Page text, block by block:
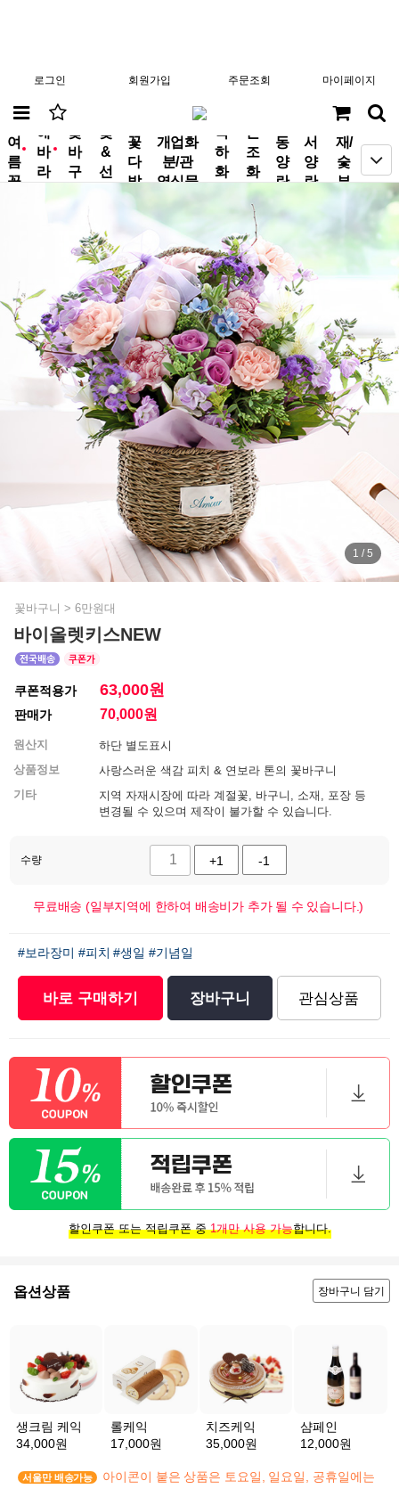
로그인 회원가입 주문조회 마이페이지
new
여
름
꽃
new
해
바
라
꽃
바
구
꽃
&
선
꽃
다
발
개업화
분/관
엽식물
축
하
화
근
조
화
환
동
양
란
서
양
란
분
재/
숯
부
1 / 5
꽃바구니 > 6만원대
바이올렛키스NEW
쿠폰적용가 63,000원
판매가 70,000원
원산지
하단 별도표시
상품정보
사랑스러운 색감 피치 & 연보라 톤의 꽃바구니
기타
지역 자재시장에 따라 계절꽃, 바구니, 소재, 포장 등
변경될 수 있으며 제작이 불가할 수 있습니다.
수량 +1 -1
무료배송 (일부지역에 한하여 배송비가 추가 될 수 있습니다.)
#보라장미 #피치 #생일 #기념일
바로 구매하기 장바구니 관심상품
할인쿠폰 또는 적립쿠폰 중1개만 사용 가능합니다.
옵션상품 장바구니 담기
생크림 케익
34,000원
롤케익
17,000원
치즈케익
35,000원
샴페인
12,000원
서울만 배송가능
아이콘이 붙은 상품은 토요일, 일요일, 공휴일에는